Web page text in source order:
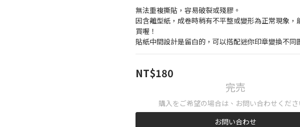
無法重複撕貼，容易破裂或殘膠。
因含離型紙，成卷時稍有不平整或變形為正常現象，
買喔！
貼紙中間設計是留白的，可以搭配迷你印章變換不同
NT$180
完売
購入をご希望の場合は、お問い合わせくださ
お問い合わせ